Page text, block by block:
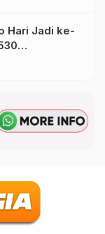
Hari Jadi ke-
Kinanthi